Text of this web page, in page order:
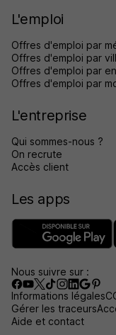
L'emploi
Offres d'emploi par
Offres d'emploi par
Offres d'emploi par
Offres d'emploi par
L'entreprise
Qui sommes-nous ?
On recrute
Accès client
Les apps
Nous suivre sur :
Informations légales
Gérer les traceurs
Aide et contact